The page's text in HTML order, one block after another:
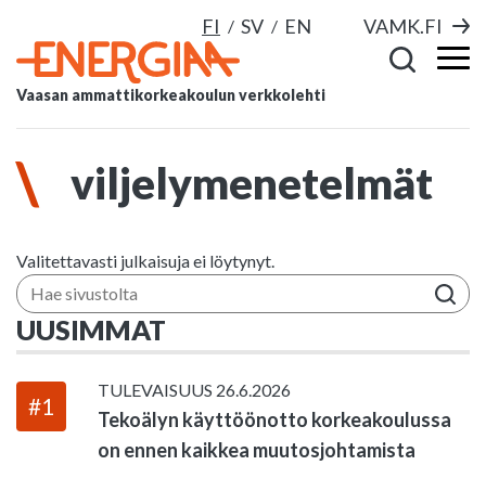
FI SV EN VAMK.FI
Vaasan ammattikorkeakoulun verkkolehti
viljelymenetelmät
Valitettavasti julkaisuja ei löytynyt.
Hae sivustolta
UUSIMMAT
#1
TULEVAISUUS 26.6.2026
Tekoälyn käyttöönotto korkeakoulussa
on ennen kaikkea muutosjohtamista